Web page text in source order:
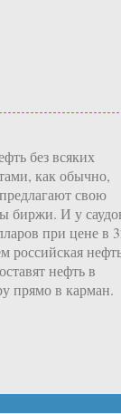
без всяких
как обычно,
свою
биржи. И у
при цене в
российская
нефть в
прямо в карман.